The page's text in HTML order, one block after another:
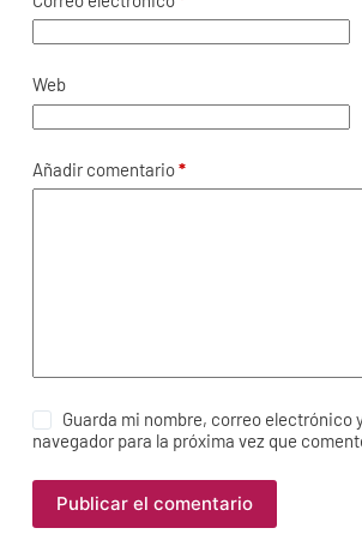
Web
Añadir comentario*
Guarda mi nombre, correo electrónico
navegador para la próxima vez que
Publicar el comentario